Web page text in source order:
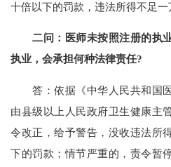
十倍以下的罚款，违法所得不足一
二问：医师未按照注册的执
执业，会承担何种法律责任?
答：依据《中华人民共和国医
由县级以上人民政府卫生健康主
令改正，给予警告，没收违法所
下的罚款；情节严重的，责令暂